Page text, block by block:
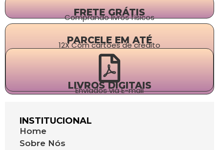
FRETE GRÁTIS
Comprando livros físicos
PARCELE EM ATÉ
12X Com cartões de crédito
LIVROS DIGITAIS
Enviados via E-mail
INSTITUCIONAL
Home
Sobre Nós